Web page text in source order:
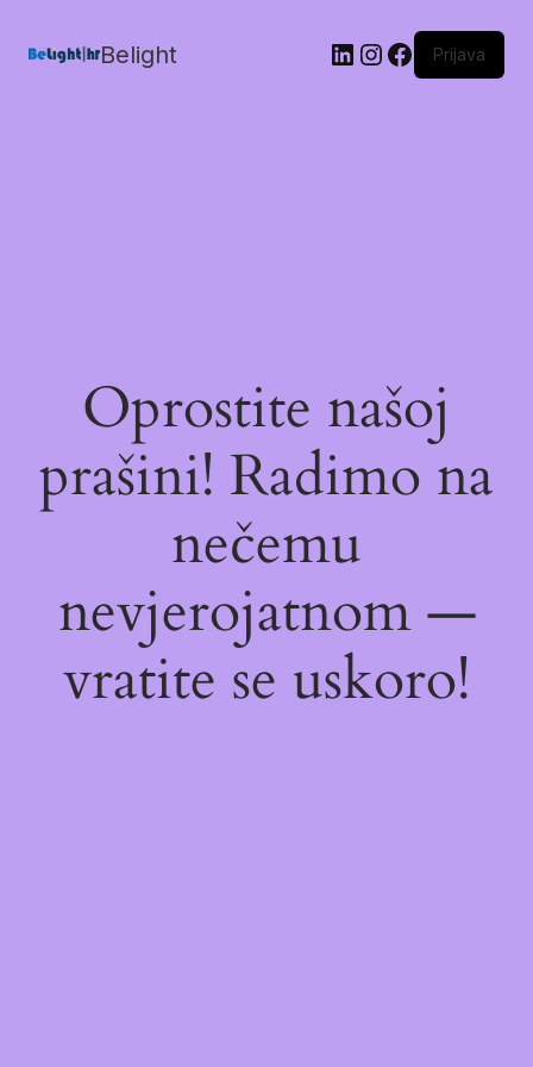
Belight Prijava
Oprostite našoj
prašini! Radimo na
nečemu
nevjerojatnom —
vratite se uskoro!